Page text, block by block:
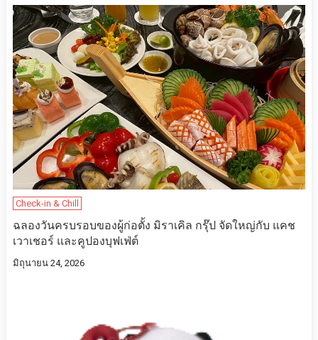
Check-in & Chill
ฉลองวันครบรอบของผู้ก่อตั้ง มิราเคิล กรุ๊ป จัดใหญ่กับ แคช
เวาเชอร์ และคูปองบุฟเฟ่ต์
มิถุนายน 24, 2026